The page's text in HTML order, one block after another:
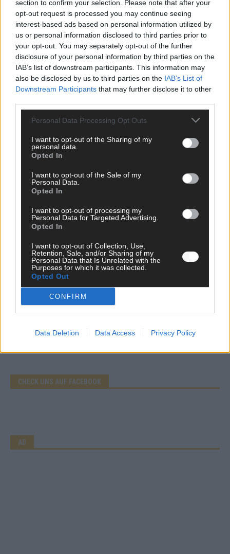
section to confirm your selection. Please note that after your
opt-out request is processed you may continue seeing
interest-based ads based on personal information utilized by
us or personal information disclosed to third parties prior to
your opt-out. You may separately opt-out of the further
disclosure of your personal information by third parties on the
IAB’s list of downstream participants. This information may
also be disclosed by us to third parties on the IAB’s List of
Downstream Participants that may further disclose it to other
Personal Data Processing Opt Outs
I want to opt-out of the Sharing of my
personal data.
Opted In
I want to opt-out of the Sale of my
Personal Data.
Opted In
I want to opt-out of processing my
Personal Data for Targeted Advertising.
Opted In
I want to opt-out of Collection, Use,
Retention, Sale, and/or Sharing of my
Personal Data that Is Unrelated with the
Purposes for which it was collected.
Opted Out
CONFIRM
Data Deletion Data Access Privacy Policy
Abend in Bildern
Mai 2026
AD
WERBE BEI UNS!
CHECK UNS AUF FACEBOOK
AD